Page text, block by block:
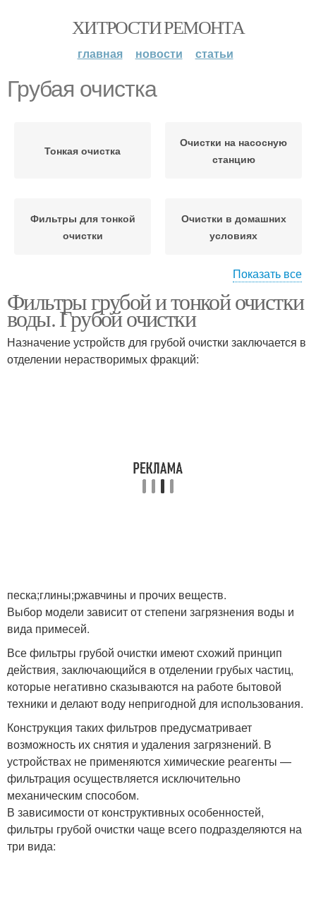
ХИТРОСТИ РЕМОНТА
главная новости статьи
Грубая очистка
Тонкая очистка
Очистки на насосную
станцию
Фильтры для тонкой
очистки
Очистки в домашних
условиях
Механическая очистка
Показать все
Фильтры грубой и тонкой очистки
воды. Грубой очистки
Назначение устройств для грубой очистки заключается в
отделении нерастворимых фракций:
песка;глины;ржавчины и прочих веществ.
Выбор модели зависит от степени загрязнения воды и
вида примесей.
Все фильтры грубой очистки имеют схожий принцип
действия, заключающийся в отделении грубых частиц,
которые негативно сказываются на работе бытовой
техники и делают воду непригодной для использования.
Конструкция таких фильтров предусматривает
возможность их снятия и удаления загрязнений. В
устройствах не применяются химические реагенты —
фильтрация осуществляется исключительно
механическим способом.
В зависимости от конструктивных особенностей,
фильтры грубой очистки чаще всего подразделяются на
три вида: